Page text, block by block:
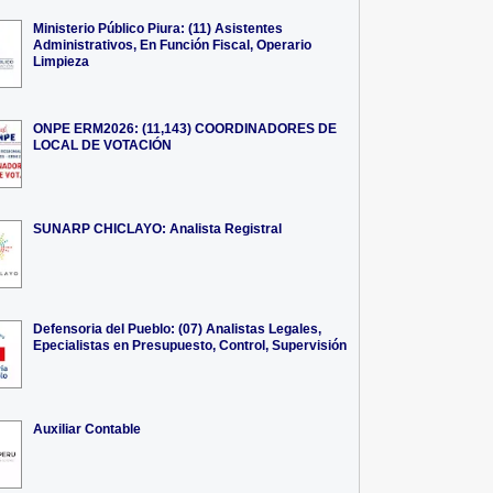
Ministerio Público Piura: (11) Asistentes
Administrativos, En Función Fiscal, Operario
Limpieza
ONPE ERM2026: (11,143) COORDINADORES DE
LOCAL DE VOTACIÓN
SUNARP CHICLAYO: Analista Registral
Defensoria del Pueblo: (07) Analistas Legales,
Epecialistas en Presupuesto, Control, Supervisión
Auxiliar Contable